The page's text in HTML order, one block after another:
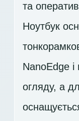
та
Ноутбук
NanoEdge
огляду, а